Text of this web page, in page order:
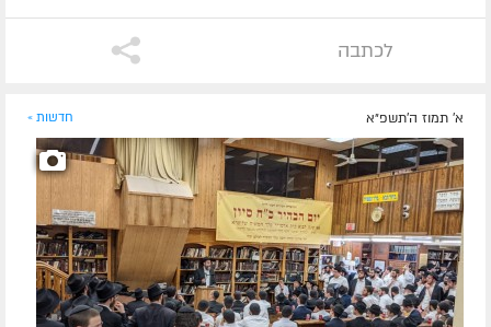
לכתבה
א' תמוז ה׳תשפ״א חדשות »